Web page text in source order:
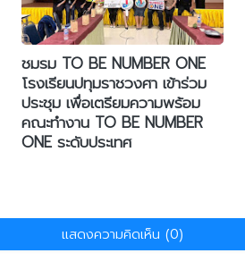
ชมรม TO BE NUMBER ONE
โรงเรียนปทุมราชวงศา เข้าร่วม
ประชุม เพื่อเตรียมความพร้อม
คณะทำงาน TO BE NUMBER
ONE ระดับประเทศ
แสดงความคิดเห็น (0)